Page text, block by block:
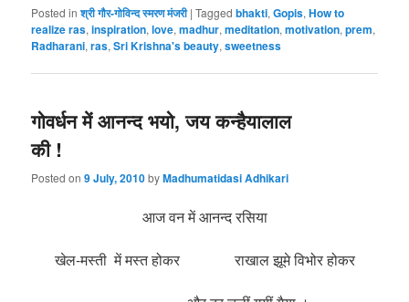
Posted in श्री गौर-गोविन्द स्मरण मंजरी |Tagged bhakti,Gopis,How to
realize ras,inspiration,love,madhur,meditation,motivation,prem,
Radharani,ras,Sri Krishna's beauty,sweetness
गोवर्धन में आनन्द भयो, जय कन्हैयालाल
की !
Posted on9 July, 2010byMadhumatidasi Adhikari
आज वन में आनन्द रसिया
खेल-मस्ती में मस्त होकर राखाल झूमे विभोर होकर